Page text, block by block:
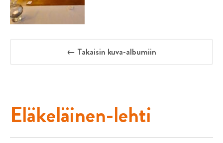
← Takaisin kuva-albumiin
Eläkeläinen-lehti